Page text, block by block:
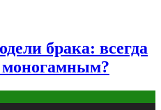
брака: всегда